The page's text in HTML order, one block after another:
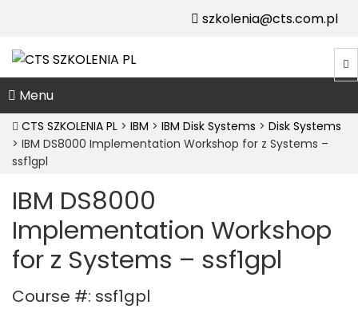
szkolenia@cts.com.pl
Menu
CTS SZKOLENIA PL > IBM > IBM Disk Systems > Disk Systems
> IBM DS8000 Implementation Workshop for z Systems –
ssf1gpl
IBM DS8000
Implementation Workshop
for z Systems – ssf1gpl
Course #: ssf1gpl